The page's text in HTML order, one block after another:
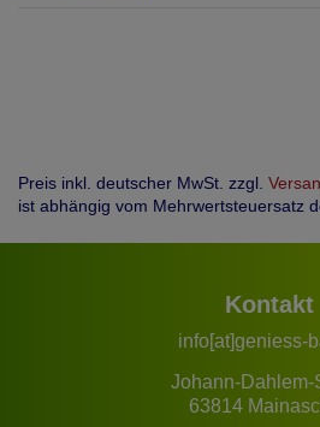
Preis inkl. deutscher MwSt. zzgl.
ist abhängig vom Mehrwertsteuersatz
Kontakt
info[at]geniess-
Johann-Dahlem-
63814